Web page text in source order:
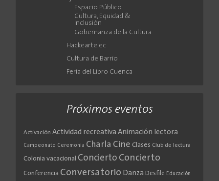
Espacio Público
Cultura, Equidad &
Inclusión
Gobernanza de la Cultura
Hackearte.ec
Cultura de Barrio
Feria del Libro Cuenca
Próximos eventos
Activación Actividad recreativa Animación lectora
Campeonato Ceremonia Charla Cine Clases Club de lectura
Colonia vacacional Concierto Concierto
Conferencia Conversatorio Danza Desfile Educación